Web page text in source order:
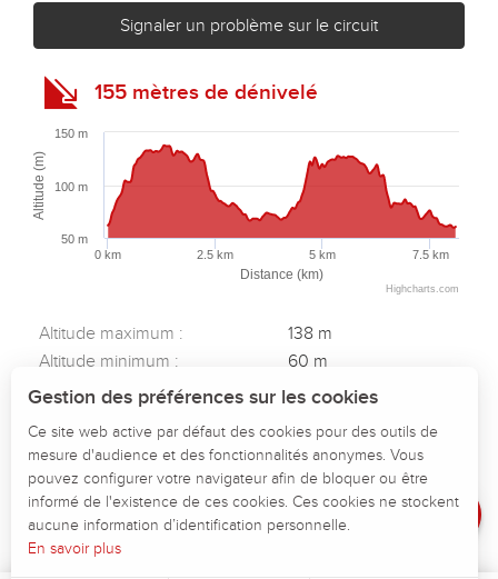
Dénivelé
Signaler un problème sur le circuit
155 mètres de dénivelé
Distance (km)
Altitude (m)
0 km 2.5 km 5 km 7.5 km
50 m
100 m
150 m
Highcharts.com
Altitude maximum :
138 m
Altitude minimum :
60 m
Dénivelé total positif :
155 m
Dénivelé positif maximum :
76 m
Dénivelé négatif maximum :
-68 m
Gestion des préférences sur les cookies
Ce site web active par défaut des cookies pour des outils de
mesure d'audience et des fonctionnalités anonymes. Vous
pouvez configurer votre navigateur afin de bloquer ou être
informé de l'existence de ces cookies. Ces cookies ne stockent
aucune information d’identification personnelle.
En savoir plus